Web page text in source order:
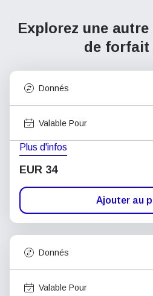
Explorez une autre
de forfait
Donnés
Valable Pour
Plus d'infos
EUR 34
Ajouter au
Donnés
Valable Pour